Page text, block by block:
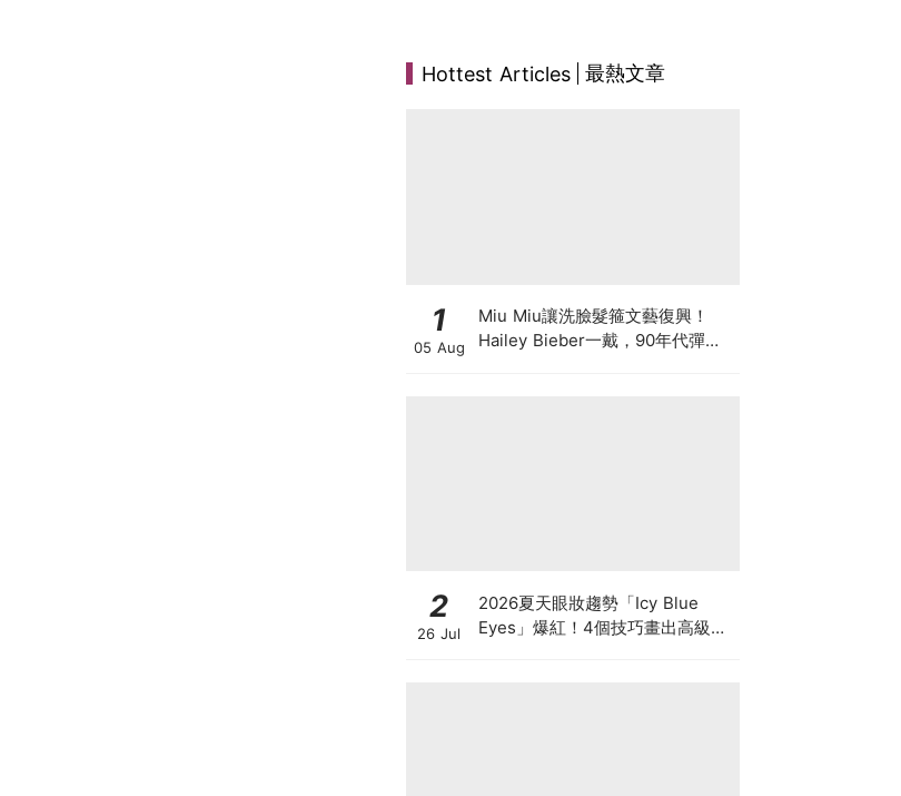
Hottest Articles 最熱文章
1
05 Aug
Miu Miu讓洗臉髮箍文藝復興！
Hailey Bieber一戴，90年代彈簧
2
26 Jul
2026夏天眼妝趨勢「Icy Blue
Eyes」爆紅！4個技巧畫出高級冰